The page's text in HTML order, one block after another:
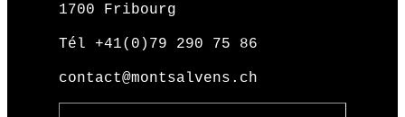
1700 Fribourg
Tél +41(0)79 290 75 86
contact@montsalvens.ch